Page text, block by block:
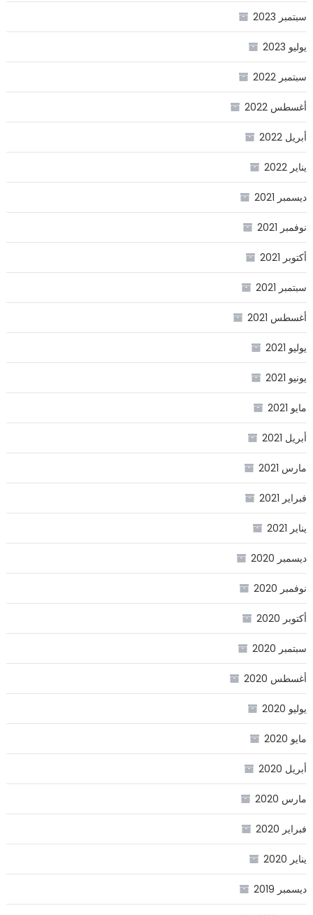
سبتمبر 2023
يوليو 2023
سبتمبر 2022
أغسطس 2022
أبريل 2022
يناير 2022
ديسمبر 2021
نوفمبر 2021
أكتوبر 2021
سبتمبر 2021
أغسطس 2021
يوليو 2021
يونيو 2021
مايو 2021
أبريل 2021
مارس 2021
فبراير 2021
يناير 2021
ديسمبر 2020
نوفمبر 2020
أكتوبر 2020
سبتمبر 2020
أغسطس 2020
يوليو 2020
مايو 2020
أبريل 2020
مارس 2020
فبراير 2020
يناير 2020
ديسمبر 2019